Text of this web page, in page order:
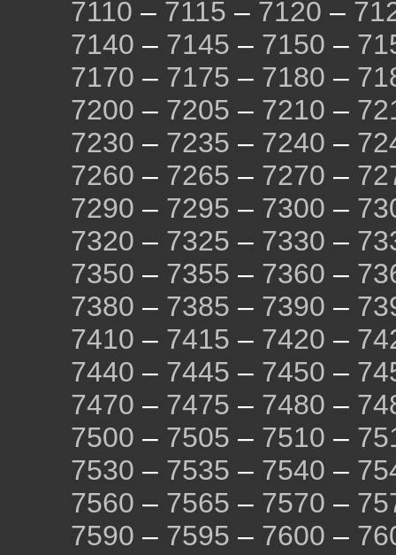
7110 – 7115 – 7120 –
7140 – 7145 – 7150 –
7170 – 7175 – 7180 –
7200 – 7205 – 7210 –
7230 – 7235 – 7240 –
7260 – 7265 – 7270 –
7290 – 7295 – 7300 –
7320 – 7325 – 7330 –
7350 – 7355 – 7360 –
7380 – 7385 – 7390 –
7410 – 7415 – 7420 –
7440 – 7445 – 7450 –
7470 – 7475 – 7480 –
7500 – 7505 – 7510 –
7530 – 7535 – 7540 –
7560 – 7565 – 7570 –
7590 – 7595 – 7600 –